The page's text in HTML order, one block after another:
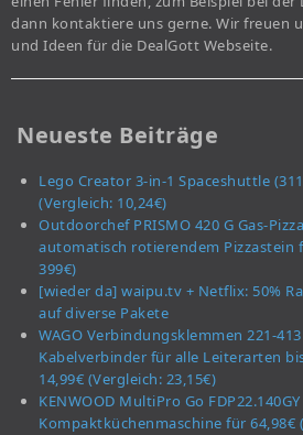
dann kontaktiere uns gerne. Wir freuen
und Ideen für die DealGott Webseite.
Neueste Beiträge
Lego Creator 3-in-1 Spaceshuttle
(Vergleich: 10,24€)
Outdoorchef PRISMO 420 G Gas-
automatisch rotierendem Pizzastein
399€)
[wieder da] waipu.tv + Netflix: 50%
auf diverse Pakete
WAGO Verbindungsklemmen 221-413
Kabelverbinder für alle Leiterarten
14,99€ (Vergleich: 23,15€)
KENWOOD MultiPro Go FDP22.140GY
Kompaktküchenmaschine für 64,98€